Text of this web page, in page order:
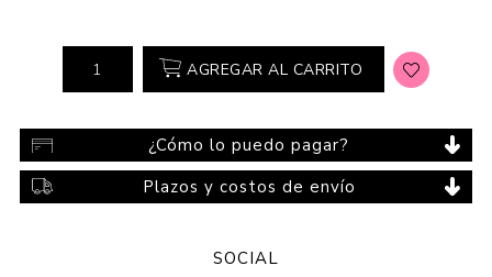
AGREGAR AL CARRITO
¿Cómo lo puedo pagar?
Plazos y costos de envío
SOCIAL